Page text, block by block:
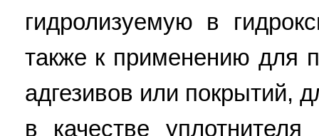
гидролизуемую в
также к применению для
адгезивов или покрытий,
в качестве